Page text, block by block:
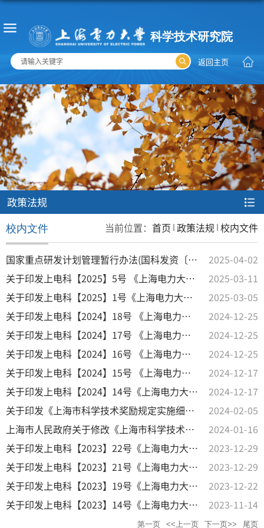
返回主页
政策法规
当前位置： 首页 政策法规 校内文件
校内文件
国家重点研发计划管理暂行办法(国科发资〔2024〕28号）
2025-04-02
关于印发上电科【2025】5号 《上海电力大学有组织科研行动计划（2025-2027）》的通知
2025-03-11
关于印发上电科【2025】1号《上海电力大学科研关联业务实施细则》的通知
2025-03-05
关于印发上电科【2024】18号 《上海电力大学科研工作量计分办法》的通知
2024-12-25
关于印发上电科【2024】17号 《上海电力大学教师科技成果评价办法》的通知
2024-12-25
关于印发上电科【2024】16号 《上海电力大学科研项目结题管理细则》的通知
2024-12-25
关于印发上电科【2024】15号 《上海电力大学纵向科研经费管理办法》的通知
2024-12-17
关于印发上电科【2024】14号《上海电力大学科研项目管理办法》的通知
2024-12-17
关于印发《上海市科学技术奖励规定实施细则》的通知
2024-02-05
上海市人民政府关于修改《上海市科学技术奖励规定》的决定
2024-01-16
关于印发上电科【2023】22号《上海电力大学横向科研经费管理办法》的通知
2023-12-29
关于印发上电科【2023】21号《上海电力大学关于设立重大重点项目校内子课题的管理办法》的通知
2023-12-29
关于印发上电科【2023】19号《上海电力大学科研项目经费“包干制”管理办法》
2023-12-22
关于印发上电科【2023】14号《上海电力大学科研合同管理办法》的通知
2023-11-14
第一页 <<上一页 下一页>> 尾页